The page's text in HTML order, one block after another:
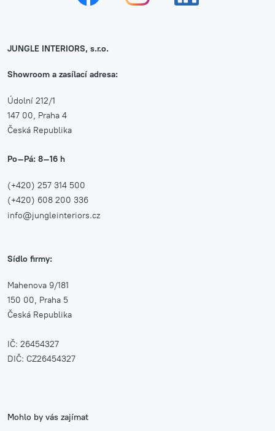
JUNGLE INTERIORS, s.r.o.
Showroom a zasílací adresa:
Údolní 212/1
147 00, Praha 4
Česká Republika
Po–Pá: 8–16 h
(+420) 257 314 500
(+420) 608 200 336
info@jungleinteriors.cz
Sídlo firmy:
Mahenova 9/181
150 00, Praha 5
Česká Republika
IČ: 26454327
DIČ: CZ26454327
Mohlo by vás zajímat